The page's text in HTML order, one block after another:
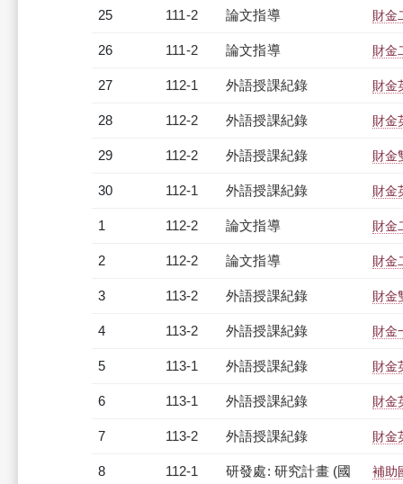
25 111-2 論文指導 財金
26 111-2 論文指導 財金
27 112-1 外語授課紀錄 財金
28 112-2 外語授課紀錄 財金
29 112-2 外語授課紀錄 財金
30 112-1 外語授課紀錄 財金
1 112-2 論文指導 財金
2 112-2 論文指導 財
3 113-2 外語授課紀錄 財金
4 113-2 外語授課紀錄 財金
5 113-1 外語授課紀錄 財金
6 113-1 外語授課紀錄 財金
7 113-2 外語授課紀錄 財金
8 112-1
研發處: 研究計畫 (國
補助